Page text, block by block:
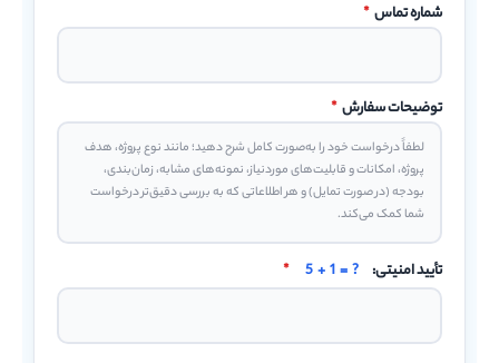
شماره تماس *
توضیحات سفارش *
تأیید امنیتی: 5 + 1 = ?
*